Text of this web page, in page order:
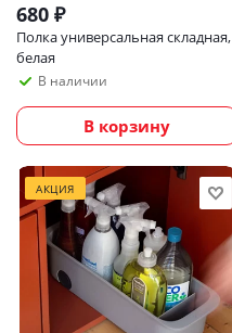
680 ₽
Полка универсальная складная,
белая
В наличии
В корзину
АКЦИЯ